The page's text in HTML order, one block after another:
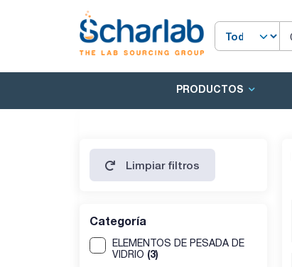
PRODUCTOS
Limpiar filtros
Categoría
ELEMENTOS DE PESADA DE
VIDRIO (3)